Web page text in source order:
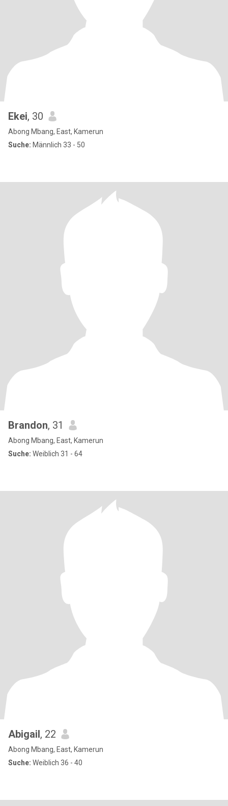
Ekei, 30
Abong Mbang, East, Kamerun
Suche: Männlich 33 - 50
Brandon, 31
Abong Mbang, East, Kamerun
Suche: Weiblich 31 - 64
Abigail, 22
Abong Mbang, East, Kamerun
Suche: Weiblich 36 - 40